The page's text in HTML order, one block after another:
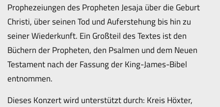
Prophezeiungen des Propheten Jesaja über die Geburt
Christi, über seinen Tod und Auferstehung bis hin zu
seiner Wiederkunft. Ein Großteil des Textes ist den
Büchern der Propheten, den Psalmen und dem Neuen
Testament nach der Fassung der King-James-Bibel
entnommen.
Dieses Konzert wird unterstützt durch: Kreis Höxter,